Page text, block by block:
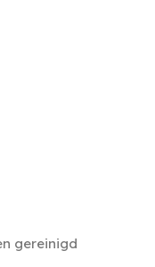
gereinigd